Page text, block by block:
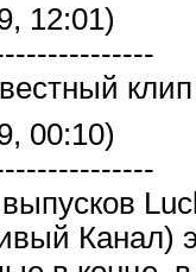
12:01)
клип
00:10)
Канал)